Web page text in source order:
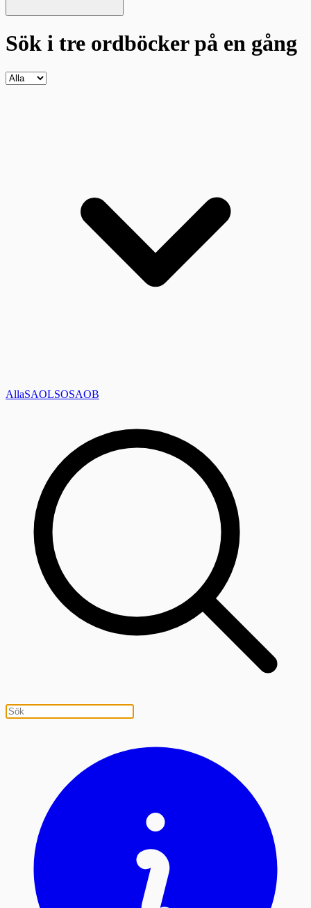
Sök i tre ordböckerpå en gång
AllaSAOLSOSAOB